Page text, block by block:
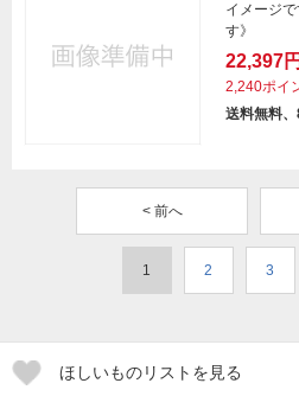
イメージ
す》
22,397円
2,240ポイ
送料無料、
< 前へ
1 2 3
ほしいものリストを見る